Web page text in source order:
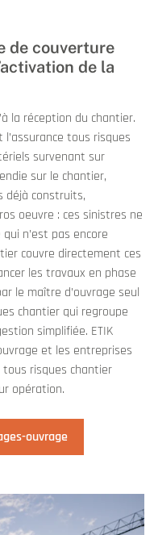
de couverture
de la
la réception du chantier.
tous risques
survenant sur
sur le chantier,
déjà construits,
oeuvre : ces sinistres ne
n’est pas encore
couvre directement ces
les travaux en phase
le maître d’ouvrage seul
chantier qui regroupe
simplifiée. ETIK
et les entreprises
tous risques chantier
opération.
ouvrage